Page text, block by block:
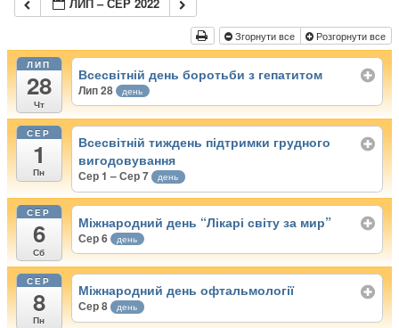
Згорнути все Розгорнути все
ЛИП
28
Чт
Всесвітній день боротьби з гепатитом
Лип 28 день
СЕР
1
Пн
Всесвітній тиждень підтримки грудного
вигодовування
Сер 1 – Сер 7 день
СЕР
6
Сб
Міжнародний день “Лікарі світу за мир”
Сер 6 день
СЕР
8
Пн
Міжнародний день офтальмології
Сер 8 день